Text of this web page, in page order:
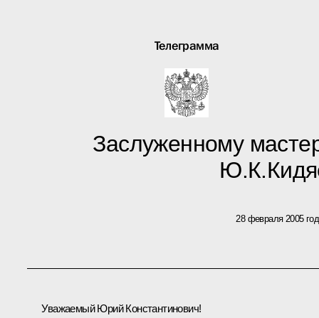
Телеграмма
Заслуженному
28 февраля 2005
Уважаемый Юрий Константинович!